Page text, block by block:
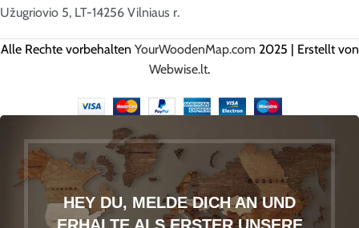
Užugriovio 5, LT-14256 Vilniaus r.
Alle Rechte vorbehalten YourWoodenMap.com 2025 | Erstellt von
Webwise.lt.
HEY DU, MELDE DICH AN UND